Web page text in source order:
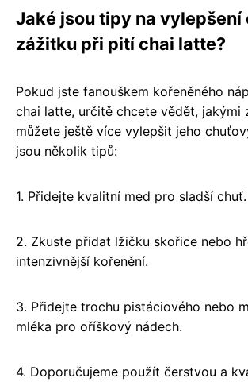
Jaké jsou tipy na vylepšení
zážitku při pití chai latte?
Pokud jste fanouškem kořeněného
chai latte, určitě chcete vědět, jakými
můžete ještě více vylepšit jeho
jsou několik tipů:
1. Přidejte kvalitní med pro sladší chuť.
2. Zkuste přidat lžičku skořice nebo
intenzivnější kořenění.
3. Přidejte trochu pistáciového nebo
mléka pro oříškový nádech.
4. Doporučujeme použít čerstvou a